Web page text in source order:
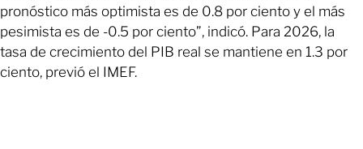
pronóstico más optimista es de 0.8 por ciento y el más
pesimista es de -0.5 por ciento”, indicó. Para 2026, la
tasa de crecimiento del PIB real se mantiene en 1.3 por
ciento, previó el IMEF.